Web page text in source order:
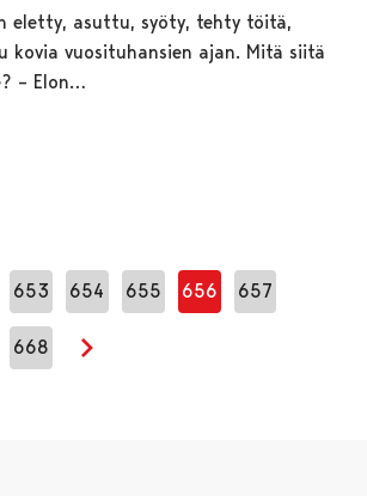
eletty, asuttu, syöty, tehty töitä,
vuosituhansien ajan. Mitä siitä
– Elon…
653 654 655 656 657
668
Seuraava sivu